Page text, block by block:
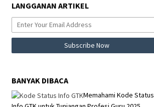
LANGGANAN ARTIKEL
BANYAK DIBACA
Memahami Kode Status